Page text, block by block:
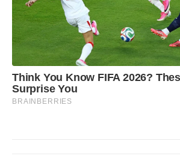
Think You Know FIFA 2026?
Surprise You
BRAINBERRIES